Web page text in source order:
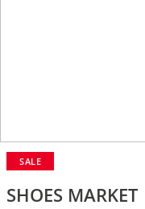
SALE
SHOES MARKET